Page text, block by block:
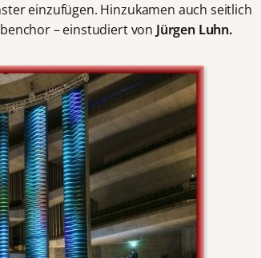
einzufügen. Hinzukamen auch seitlich
– einstudiert von Jürgen Luhn.